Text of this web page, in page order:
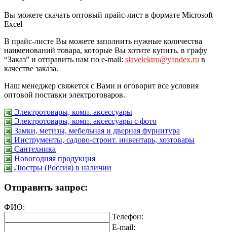
Вы можете скачать оптовый прайс-лист в формате Microsoft
Excel
В прайс-листе Вы можете заполнить нужные количества
наименований товара, которые Вы хотите купить, в графу
“Заказ” и отправить нам по e-mail: slavelektro@yandex.ru в
качестве заказа.
Наш менеджер свяжется с Вами и оговорит все условия
оптовой поставки электротоваров.
Электротовары, комп. аксессуары
Электротовары, комп. аксессуары с фото
Замки, метизы, мебельная и дверная фурнитура
Инструменты, садово-строит. инвентарь, хозтовары
Сантехника
Новогодняя продукция
Люстры (Россия) в наличии
Отправить запрос:
ФИО:
Телефон:
E-mail: